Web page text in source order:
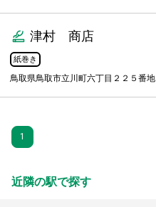
津村 商店
紙巻き
鳥取県鳥取市立川町六丁目２２５番地
1
近隣の駅で探す